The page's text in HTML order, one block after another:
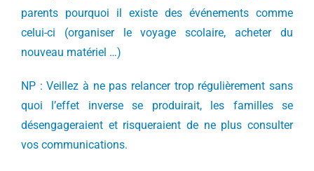
parents pourquoi il existe des événements comme
celui-ci (organiser le voyage scolaire, acheter du
nouveau matériel …)
NP : Veillez à ne pas relancer trop régulièrement sans
quoi l’effet inverse se produirait, les familles se
désengageraient et risqueraient de ne plus consulter
vos communications.